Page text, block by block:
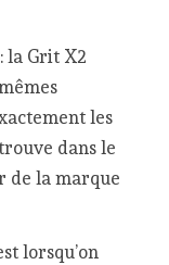
la Grit X2
les
dans le
de la marque
lorsqu’on